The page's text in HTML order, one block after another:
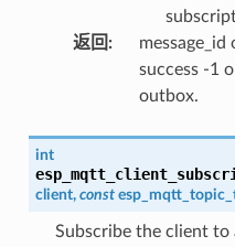
返回 :
message_id
success -1
outbox.
int
client, const
Subscribe the client